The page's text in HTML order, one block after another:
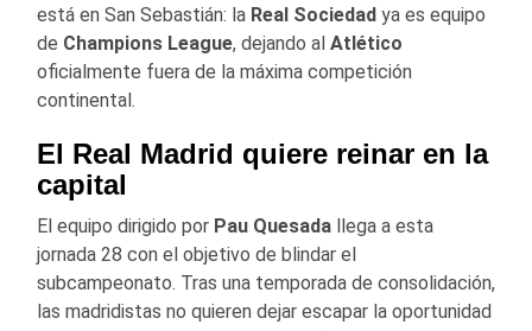
está en San Sebastián: la Real Sociedad ya es equipo
de Champions League, dejando al Atlético
oficialmente fuera de la máxima competición
continental.
El Real Madrid quiere reinar en la
capital
El equipo dirigido por Pau Quesada llega a esta
jornada 28 con el objetivo de blindar el
subcampeonato. Tras una temporada de consolidación,
las madridistas no quieren dejar escapar la oportunidad